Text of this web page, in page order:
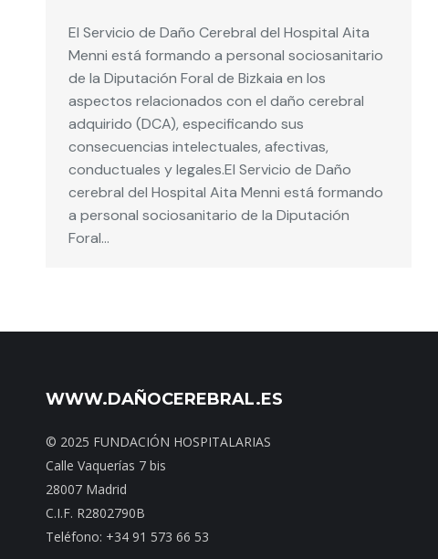
El Servicio de Daño Cerebral del Hospital Aita
Menni está formando a personal sociosanitario
de la Diputación Foral de Bizkaia en los
aspectos relacionados con el daño cerebral
adquirido (DCA), especificando sus
consecuencias intelectuales, afectivas,
conductuales y legales.El Servicio de Daño
cerebral del Hospital Aita Menni está formando
a personal sociosanitario de la Diputación
Foral…
WWW.DAÑOCEREBRAL.ES
© 2025 FUNDACIÓN HOSPITALARIAS
Calle Vaquerías 7 bis
28007 Madrid
C.I.F. R2802790B
Teléfono: +34 91 573 66 53